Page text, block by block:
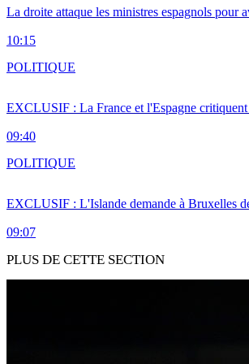
La droite attaque les ministres espagnols pour
10:15
EXCLUSIF : La France et l'Espagne
09:40
POLITIQUE
EXCLUSIF : L'Islande demande à Bruxelles
09:07
POLITIQUE
PLUS DE CETTE SECTION